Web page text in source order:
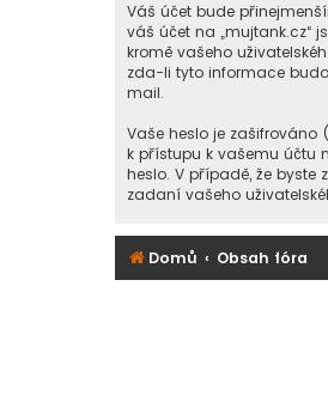
Váš účet bude
váš účet na „mujtank.cz“
kromě vašeho
zda-li tyto informace
mail.
Vaše heslo je zašifrováno
k přístupu k vašemu účtu
heslo. V případě, že byste
zadaní vašeho
Domů Obsah fóra